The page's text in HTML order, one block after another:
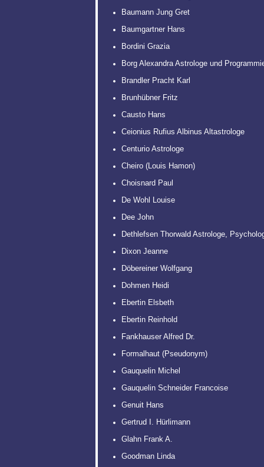
Baumann Jung Gret
Baumgartner Hans
Bordini Grazia
Borg Alexandra Astrologe und
Brandler Pracht Karl
Brunhübner Fritz
Causto Hans
Ceionius Rufius Albinus Altastrologe
Centurio Astrologe
Cheiro (Louis Hamon)
Choisnard Paul
De Wohl Louise
Dee John
Dethlefsen Thorwald Astrologe,
Dixon Jeanne
Döbereiner Wolfgang
Dohmen Heidi
Ebertin Elsbeth
Ebertin Reinhold
Fankhauser Alfred Dr.
Formalhaut (Pseudonym)
Gauquelin Michel
Gauquelin Schneider Francoise
Genuit Hans
Gertrud I. Hürlimann
Glahn Frank A.
Goodman Linda